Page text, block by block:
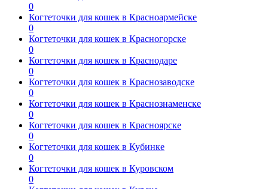
0
Когтеточки для кошек в Красноармейске
0
Когтеточки для кошек в Красногорске
0
Когтеточки для кошек в Краснодаре
0
Когтеточки для кошек в Краснозаводске
0
Когтеточки для кошек в Краснознаменске
0
Когтеточки для кошек в Красноярске
0
Когтеточки для кошек в Кубинке
0
Когтеточки для кошек в Куровском
0